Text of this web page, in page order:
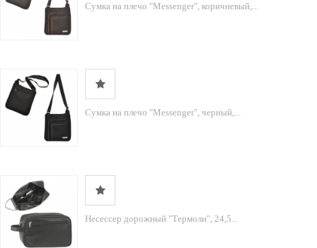
Сумка на плечо "Messenger", коричневый,...
Сумка на плечо "Messenger", черный,...
Несессер дорожный "Термоли", 24,5...